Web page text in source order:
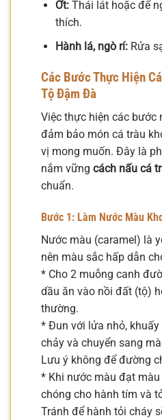
Ớt:Thái lát hoặc để
thích.
Hành lá, ngò rí:Rửa
Các Bước Thực Hiện
Tộ Đậm Đà
Việc thực hiện các bước
đảm bảo món cá tràu
vị mong muốn. Đây là
nắm vững cách nấu cá
chuẩn.
Bước 1: Làm Nước Màu
Nước màu (caramel) là
nên màu sắc hấp dẫn
* Cho 2 muỗng canh
dầu ăn vào nồi đất (tộ)
thường.
* Đun với lửa nhỏ,
chảy và chuyển sang
Lưu ý không để đường
* Khi nước màu đạt
chóng cho hành tím và
Tránh để hành tỏi cháy